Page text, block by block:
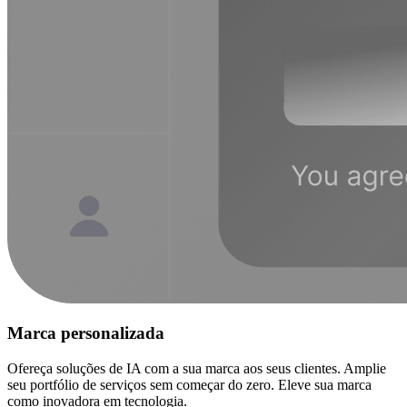
Marca personalizada
Ofereça soluções de IA com a sua marca aos seus clientes. Amplie
seu portfólio de serviços sem começar do zero. Eleve sua marca
como inovadora em tecnologia.